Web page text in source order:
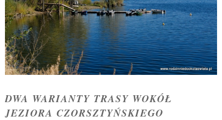
DWA WARIANTY TRASY WOKÓŁ
JEZIORA CZORSZTYŃSKIEGO